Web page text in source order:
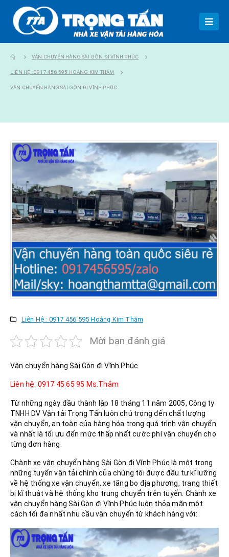
VẬN CHUYỂN HÀNG SÀI GÒN ĐI VĨNH PHÚC
LIÊN HỆ : 0917 456 595 HOÀNG KIM THẮM
VẬN CHUYỂN HÀNG SÀI GÒN ĐI VĨNH PHÚC
Liên Hệ : 0917 456 595 Hoàng Kim Thắm
Mời bạn đánh giá
Vận chuyển hàng Sài Gòn đi Vĩnh Phúc
Liên hệ: 0917 45 65 95 Ms.Thắm
Từ những ngày đầu thành lập 18 tháng 11 năm 2005, Công ty
TNHH DV Vận tải Trọng Tấn luôn chú trọng đến chất lượng
vận chuyển, an toàn của hàng hóa trong quá trình vận chuyển
và nhất là tối ưu đến mức thấp nhất cước phí vận chuyển cho
từng đơn hàng.
Chành xe vận chuyển hàng Sài Gòn đi Vĩnh Phúc là một trong
những tuyến vận tải chính của chúng tôi được đầu tư kĩ lưỡng
về hệ thống xe vận chuyển, xe tăng bo địa phương, trang thiết
bị kĩ thuật và hệ thống kho trung chuyển trên tuyến. Chành xe
vận chuyển hàng Sài Gòn đi Vĩnh Phúc luôn thỏa mãn một
cách tối đa nhất nhu cầu vận chuyển từ khách hàng với: